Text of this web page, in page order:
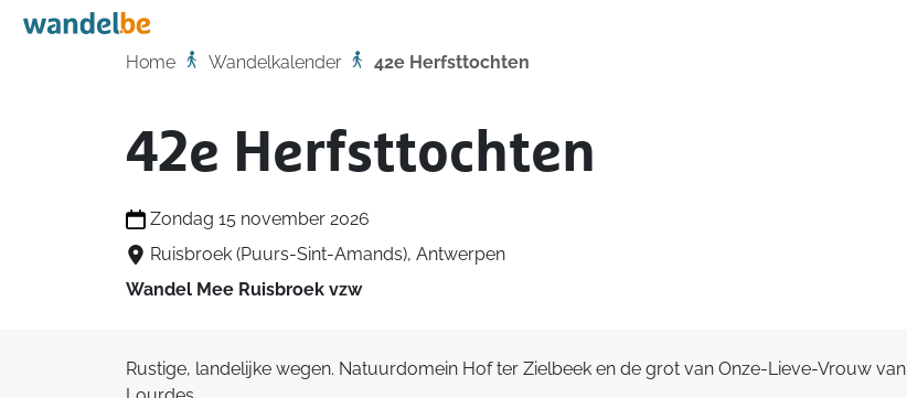
Home
Home Wandelkalender 42e Herfsttochten
42e Herfsttochten
Zondag 15 november 2026
Ruisbroek (Puurs-Sint-Amands), Antwerpen
Wandel Mee Ruisbroek vzw
Rustige, landelijke wegen. Natuurdomein Hof ter Zielbeek en de grot van Onze-Lieve-Vrouw van